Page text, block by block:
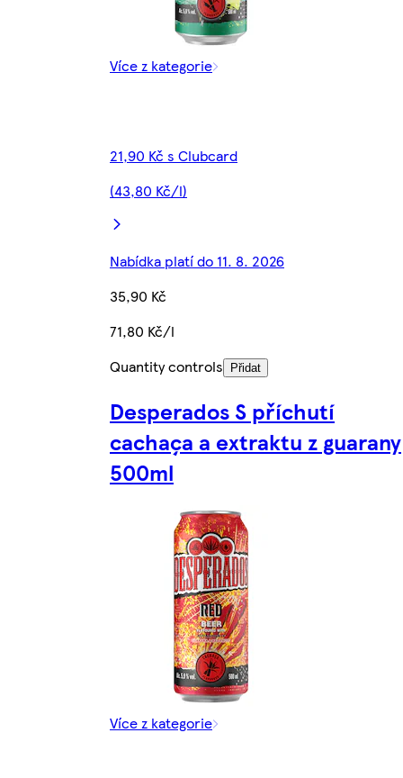
Více z kategorie
21,90 Kč s Clubcard
(43,80 Kč/l)
Nabídka platí do 11. 8. 2026
35,90 Kč
71,80 Kč/l
Quantity controls
Přidat
Desperados S příchutí
cachaça a extraktu z guarany
500ml
Více z kategorie